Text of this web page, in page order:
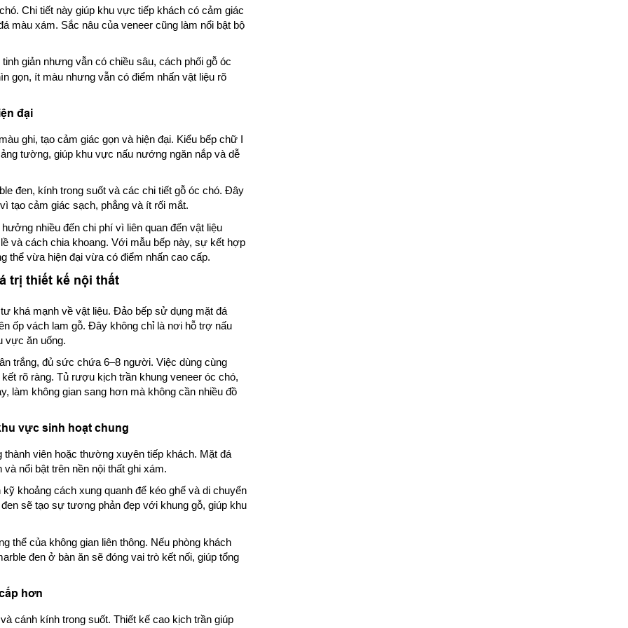
Chi tiết này giúp khu vực tiếp khách có cảm giác
màu xám. Sắc nâu của veneer cũng làm nổi bật bộ
tinh giản nhưng vẫn có chiều sâu, cách phối gỗ óc
gọn, ít màu nhưng vẫn có điểm nhấn vật liệu rõ
đại
ghi, tạo cảm giác gọn và hiện đại. Kiểu bếp chữ I
tường, giúp khu vực nấu nướng ngăn nắp và dễ
đen, kính trong suốt và các chi tiết gỗ óc chó. Đây
tạo cảm giác sạch, phẳng và ít rối mắt.
nhiều đến chi phí vì liên quan đến vật liệu
và cách chia khoang. Với mẫu bếp này, sự kết hợp
thể vừa hiện đại vừa có điểm nhấn cao cấp.
trị thiết kế nội thất
khá mạnh về vật liệu. Đảo bếp sử dụng mặt đá
ốp vách lam gỗ. Đây không chỉ là nơi hỗ trợ nấu
vực ăn uống.
trắng, đủ sức chứa 6–8 người. Việc dùng cùng
rõ ràng. Tủ rượu kịch trần khung veneer óc chó,
làm không gian sang hơn mà không cần nhiều đồ
vực sinh hoạt chung
viên hoặc thường xuyên tiếp khách. Mặt đá
nổi bật trên nền nội thất ghi xám.
khoảng cách xung quanh để kéo ghế và di chuyển
sẽ tạo sự tương phản đẹp với khung gỗ, giúp khu
thể của không gian liên thông. Nếu phòng khách
đen ở bàn ăn sẽ đóng vai trò kết nối, giúp tổng
hơn
cánh kính trong suốt. Thiết kế cao kịch trần giúp